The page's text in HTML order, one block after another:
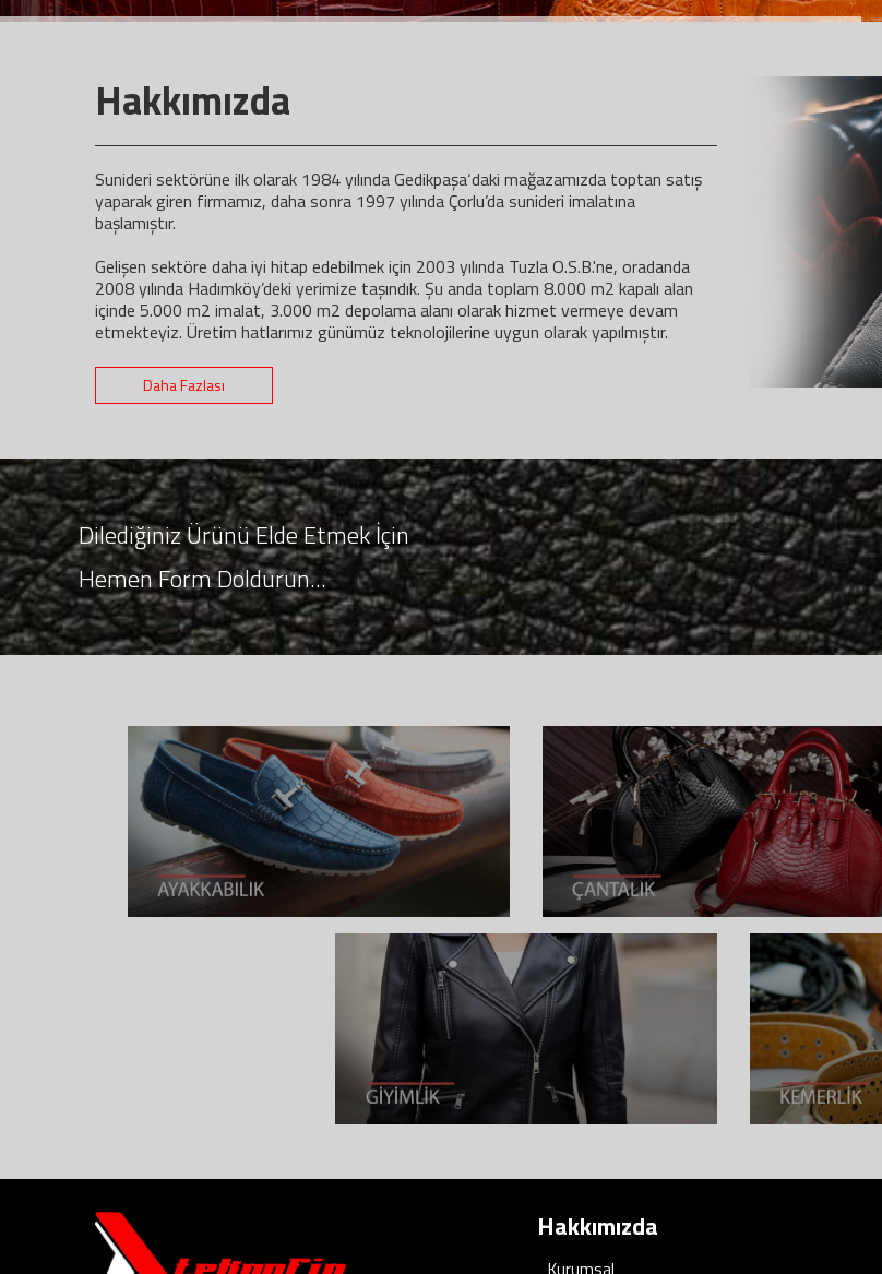
Hakkımızda
Sunideri sektörüne ilk olarak 1984 yılında Gedikpaşa‘daki mağazamızda toptan satış
yaparak giren firmamız, daha sonra 1997 yılında Çorlu’da sunideri imalatına
başlamıştır.
Gelişen sektöre daha iyi hitap edebilmek için 2003 yılında Tuzla O.S.B.'ne, oradanda
2008 yılında Hadımköy’deki yerimize taşındık. Şu anda toplam 8.000 m2 kapalı alan
içinde 5.000 m2 imalat, 3.000 m2 depolama alanı olarak hizmet vermeye devam
etmekteyiz. Üretim hatlarımız günümüz teknolojilerine uygun olarak yapılmıştır.
Daha Fazlası
Dilediğiniz Ürünü Elde Etmek İçin
Hemen Form Doldurun...
Hakkımızda
Kurumsal